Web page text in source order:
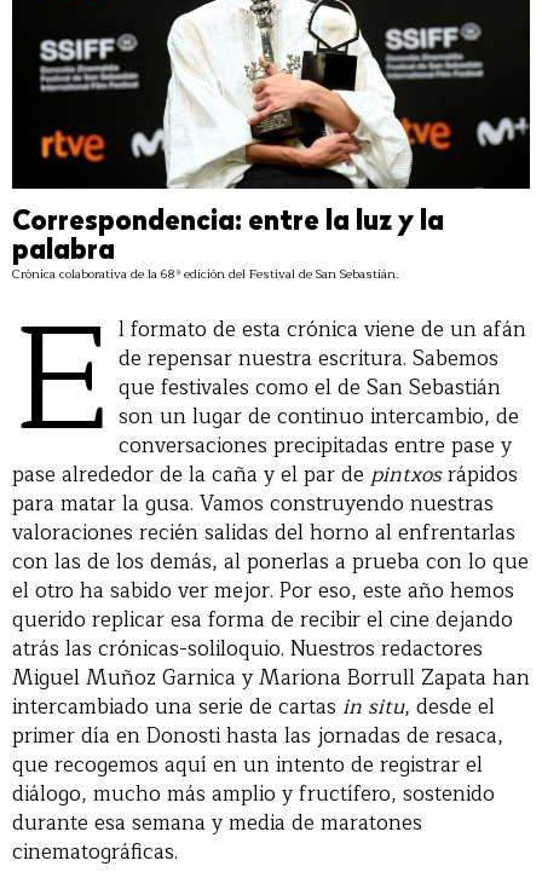
Correspondencia: entre la luz y la
palabra
Crónica colaborativa de la 68ª edición del Festival de San Sebastián.
E l formato de esta crónica viene de un afán
de repensar nuestra escritura. Sabemos
que festivales como el de San Sebastián
son un lugar de continuo intercambio, de
conversaciones precipitadas entre pase y
pase alrededor de la caña y el par de pintxosrápidos
para matar la gusa. Vamos construyendo nuestras
valoraciones recién salidas del horno al enfrentarlas
con las de los demás, al ponerlas a prueba con lo que
el otro ha sabido ver mejor. Por eso, este año hemos
querido replicar esa forma de recibir el cine dejando
atrás las crónicas-soliloquio. Nuestros redactores
Miguel Muñoz Garnica y Mariona Borrull Zapata han
intercambiado una serie de cartas in situ, desde el
primer día en Donosti hasta las jornadas de resaca,
que recogemos aquí en un intento de registrar el
diálogo, mucho más amplio y fructífero, sostenido
durante esa semana y media de maratones
cinematográficas.